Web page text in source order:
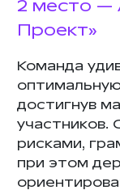
2 место —
Проект»
Команда
достигнув
участников.
рисками,
при этом